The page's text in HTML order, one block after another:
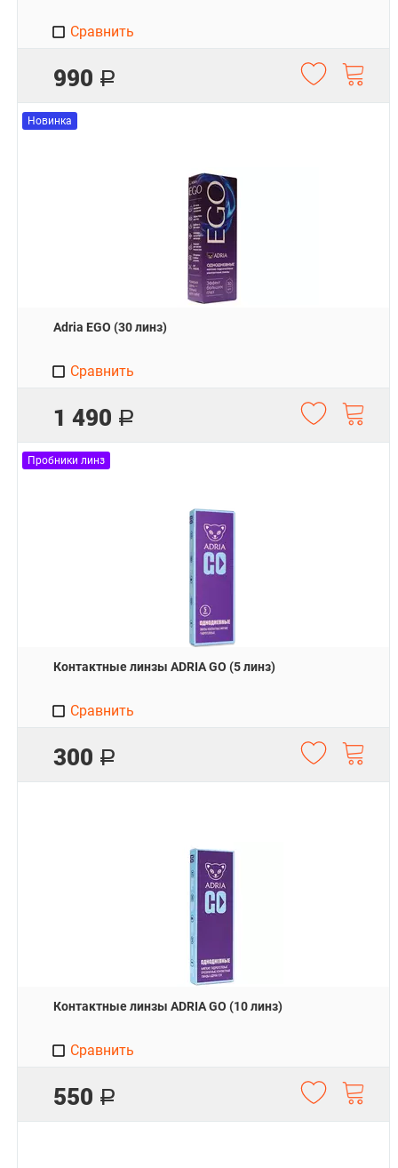
990 Р
Сравнить
Новинка
Adria EGO (30 линз)
1 490 Р
Сравнить
Пробники линз
Контактные линзы ADRIA GO (5 линз)
300 Р
Сравнить
Контактные линзы ADRIA GO (10 линз)
550 Р
Сравнить